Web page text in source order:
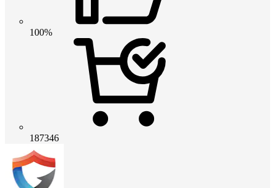
100%
187346